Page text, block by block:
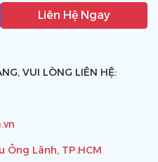
Liên Hệ Ngay
VUI LÒNG LIÊN HỆ:
Ông Lãnh, TP.HCM